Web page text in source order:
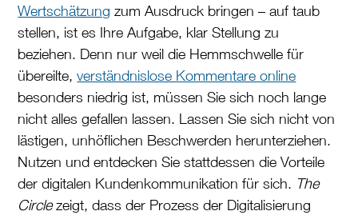
Wertschätzung zum Ausdruck bringen – auf taub
stellen, ist es Ihre Aufgabe, klar Stellung zu
beziehen. Denn nur weil die Hemmschwelle für
übereilte,verständnislose Kommentare online
besonders niedrig ist, müssen Sie sich noch lange
nicht alles gefallen lassen. Lassen Sie sich nicht von
lästigen, unhöflichen Beschwerden herunterziehen.
Nutzen und entdecken Sie stattdessen die Vorteile
der digitalen Kundenkommunikation für sich. The
Circlezeigt, dass der Prozess der Digitalisierung